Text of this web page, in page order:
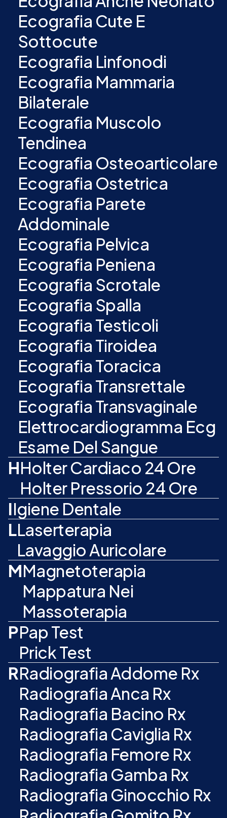
Ecografia Cute E
Sottocute
Ecografia Linfonodi
Ecografia Mammaria
Bilaterale
Ecografia Muscolo
Tendinea
Ecografia Osteoarticolare
Ecografia Ostetrica
Ecografia Parete
Addominale
Ecografia Pelvica
Ecografia Peniena
Ecografia Scrotale
Ecografia Spalla
Ecografia Testicoli
Ecografia Tiroidea
Ecografia Toracica
Ecografia Transrettale
Ecografia Transvaginale
Elettrocardiogramma Ecg
Esame Del Sangue
HHolter Cardiaco 24 Ore
Holter Pressorio 24 Ore
IIgiene Dentale
LLaserterapia
Lavaggio Auricolare
MMagnetoterapia
Mappatura Nei
Massoterapia
PPap Test
Prick Test
RRadiografia Addome Rx
Radiografia Anca Rx
Radiografia Bacino Rx
Radiografia Caviglia Rx
Radiografia Femore Rx
Radiografia Gamba Rx
Radiografia Ginocchio Rx